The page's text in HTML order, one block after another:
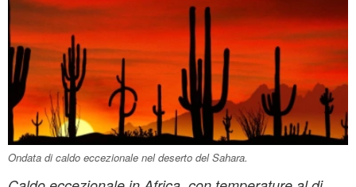
Ondata di caldo eccezionale nel deserto del Sahara.